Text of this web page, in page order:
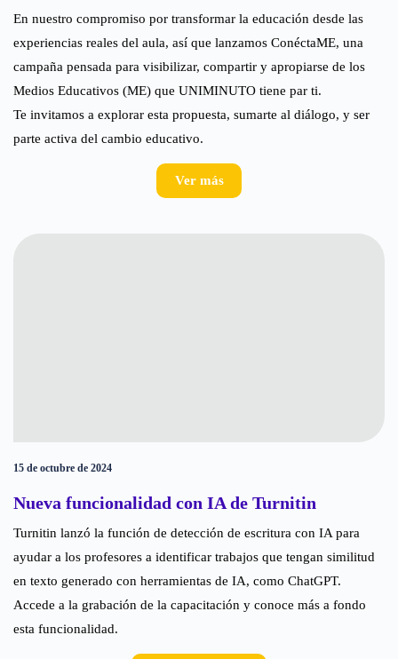
En nuestro compromiso por transformar la educación desde las
experiencias reales del aula, así que lanzamos ConéctaME, una
campaña pensada para visibilizar, compartir y apropiarse de los
Medios Educativos (ME) que UNIMINUTO tiene par ti.
Te invitamos a explorar esta propuesta, sumarte al diálogo, y ser
parte activa del cambio educativo.
Ver más
15 de octubre de 2024
Nueva funcionalidad con IA de Turnitin
Turnitin lanzó la función de detección de escritura con IA para
ayudar a los profesores a identificar trabajos que tengan similitud
en texto generado con herramientas de IA, como ChatGPT.
Accede a la grabación de la capacitación y conoce más a fondo
esta funcionalidad.